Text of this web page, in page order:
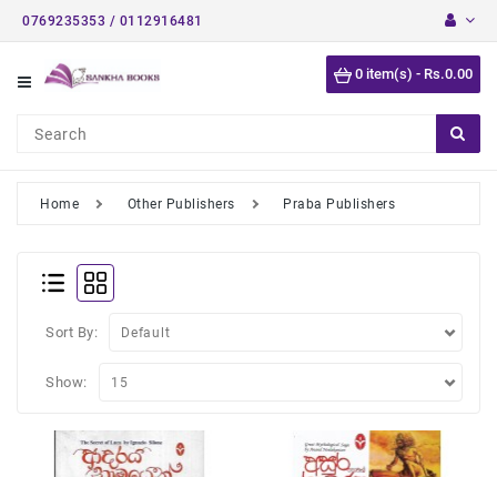
0769235353 / 0112916481
0 item(s) - Rs.0.00
Category
Stories
Detective
Stories
English
Home Other Publishers Praba Publishers
Sort By:
Show: